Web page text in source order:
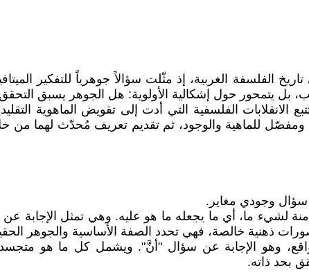
الفلسفة الغربية، إذ مثّلت سؤالاً جوهرياً للتفكير
بل يتمحور حول إشكالية الأولوية: هل الجوهر يسبق
الفلسفية التي أدت إلى تقويض الماهوية
للماهية والوجود، ثم تقديم تعريف مُحدّث لهما من
سؤال وجودي مغاير.
لشيء ما، أي ما يجعله ما هو عليه. وهي تمثل
ذهنية خالصة، فهي تحدد الصفة الأساسية والجوهر
وهو الإجابة عن سؤال "أنَّ". ويشمل كل ما هو
بحد ذاته.